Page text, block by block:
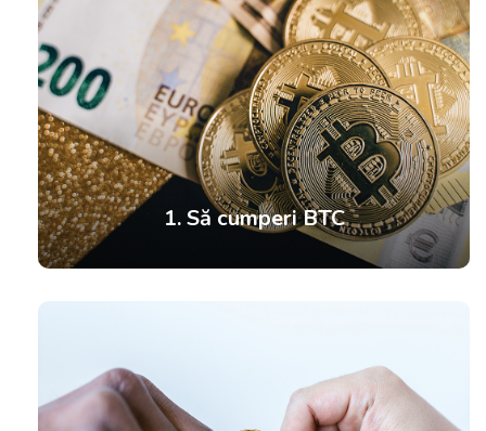
1. Să cumperi BTC